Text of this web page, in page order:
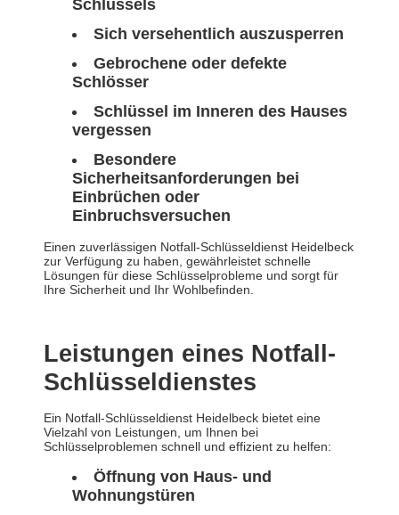
Schlüssels
Sich versehentlich auszusperren
Gebrochene oder defekte
Schlösser
Schlüssel im Inneren des Hauses
vergessen
Besondere
Sicherheitsanforderungen bei
Einbrüchen oder
Einbruchsversuchen
Einen zuverlässigen Notfall-Schlüsseldienst Heidelbeck
zur Verfügung zu haben, gewährleistet schnelle
Lösungen für diese Schlüsselprobleme und sorgt für
Ihre Sicherheit und Ihr Wohlbefinden.
Leistungen eines Notfall-
Schlüsseldienstes
Ein Notfall-Schlüsseldienst Heidelbeck bietet eine
Vielzahl von Leistungen, um Ihnen bei
Schlüsselproblemen schnell und effizient zu helfen:
Öffnung von Haus- und
Wohnungstüren